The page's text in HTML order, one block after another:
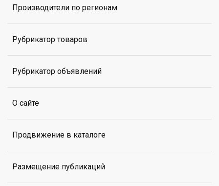
Производители по регионам
Рубрикатор товаров
Рубрикатор объявлений
О сайте
Продвижение в каталоге
Размещение публикаций